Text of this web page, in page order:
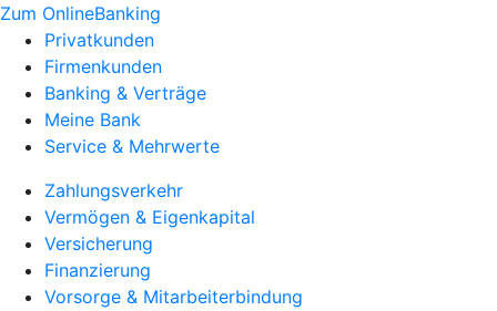
Zum OnlineBanking
Privatkunden
Firmenkunden
Banking & Verträge
Meine Bank
Service & Mehrwerte
Zahlungsverkehr
Vermögen & Eigenkapital
Versicherung
Finanzierung
Vorsorge & Mitarbeiterbindung